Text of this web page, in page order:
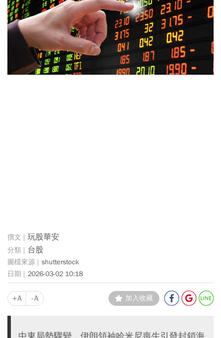
玩股華安
台股
shutterstock
2026-03-02 10:18
+A -A 加入收藏